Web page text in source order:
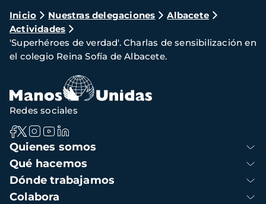
Ruta
de
navegación
Inicio Nuestras delegaciones
Albacete
Actividades
'Superhéroes de verdad'. Charlas de sensibilización en
el colegio Reina Sofía de Albacete.
Navegación
principal
Quienes somos
Qué hacemos
Dónde trabajamos
Colabora
Redes sociales